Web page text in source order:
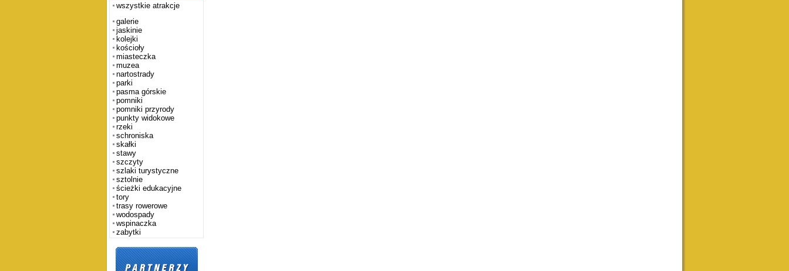
wszystkie atrakcje
galerie
jaskinie
kolejki
kościoły
miasteczka
muzea
nartostrady
parki
pasma górskie
pomniki
pomniki przyrody
punkty widokowe
rzeki
schroniska
skałki
stawy
szczyty
szlaki turystyczne
sztolnie
ścieżki edukacyjne
tory
trasy rowerowe
wodospady
wspinaczka
zabytki